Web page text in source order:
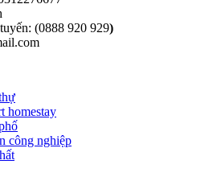
(0888 920 929)
homestay
công nghiệp